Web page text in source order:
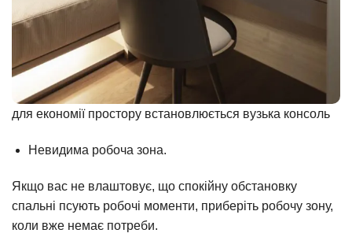
для економії простору встановлюється вузька консоль
Невидима робоча зона.
Якщо вас не влаштовує, що спокійну обстановку
спальні псують робочі моменти, приберіть робочу зону,
коли вже немає потреби.